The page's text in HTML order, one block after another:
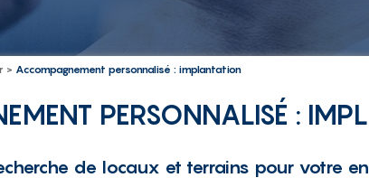
> Accompagnement personnalisé : implantation
PERSONNALISÉ :
de locaux et terrains pour votre